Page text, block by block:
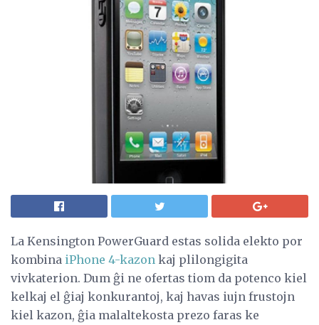
La Kensington PowerGuard estas solida elekto por
kombina iPhone 4-kazon kaj plilongigita
vivkaterion. Dum ĝi ne ofertas tiom da potenco kiel
kelkaj el ĝiaj konkurantoj, kaj havas iujn frustojn
kiel kazon, ĝia malaltekosta prezo faras ke